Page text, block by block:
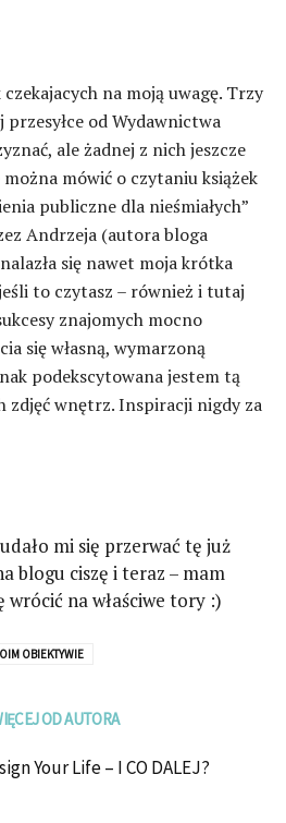
na moją uwagę. Trzy
przesyłce od Wydawnictwa
ale żadnej z nich jeszcze
mówić o czytaniu książek
publiczne dla nieśmiałych”
Andrzeja (autora bloga
się nawet moja krótka
to czytasz – również i tutaj
znajomych mocno
się własną, wymarzoną
podekscytowana jestem tą
zdjęć wnętrz. Inspiracji nigdy za
mi się przerwać tę już
blogu ciszę i teraz – mam
wrócić na właściwe tory :)
OBIEKTYWIE
OD AUTORA
Your Life – I CO DALEJ?